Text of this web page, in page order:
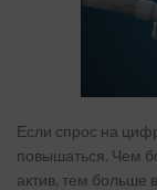
Если спрос на
повышаться. Чем
актив, тем больше